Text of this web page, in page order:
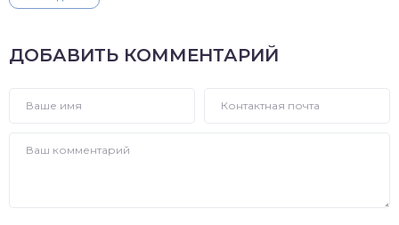
ДОБАВИТЬ КОММЕНТАРИЙ